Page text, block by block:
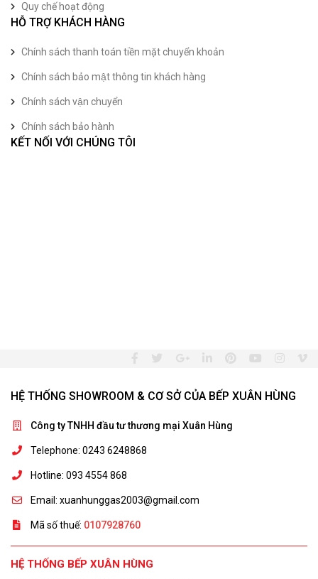
Quy chế hoạt động
HỖ TRỢ KHÁCH HÀNG
Chính sách thanh toán tiền mặt chuyển khoản
Chính sách bảo mật thông tin khách hàng
Chính sách vận chuyển
Chính sách bảo hành
KẾT NỐI VỚI CHÚNG TÔI
HỆ THỐNG SHOWROOM & CƠ SỞ CỦA BẾP XUÂN HÙNG
Công ty TNHH đầu tư thương mại Xuân Hùng
Telephone: 0243 6248868
Hotline: 093 4554 868
Email: xuanhunggas2003@gmail.com
Mã số thuế: 0107928760
HỆ THỐNG BẾP XUÂN HÙNG